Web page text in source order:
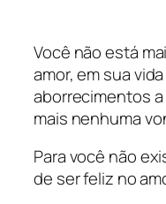
Você não está
amor, em sua
aborrecimentos
mais nenhuma
Para você não
de ser feliz no